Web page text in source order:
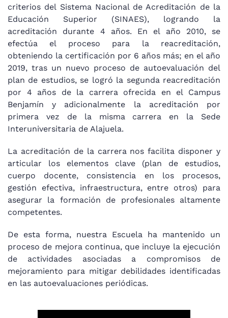
criterios del Sistema Nacional de Acreditación de la
Educación Superior (SINAES), logrando la
acreditación durante 4 años. En el año 2010, se
efectúa el proceso para la reacreditación,
obteniendo la certificación por 6 años más; en el año
2019, tras un nuevo proceso de autoevaluación del
plan de estudios, se logró la segunda reacreditación
por 4 años de la carrera ofrecida en el Campus
Benjamín y adicionalmente la acreditación por
primera vez de la misma carrera en la Sede
Interuniversitaria de Alajuela.
La acreditación de la carrera nos facilita disponer y
articular los elementos clave (plan de estudios,
cuerpo docente, consistencia en los procesos,
gestión efectiva, infraestructura, entre otros) para
asegurar la formación de profesionales altamente
competentes.
De esta forma, nuestra Escuela ha mantenido un
proceso de mejora continua, que incluye la ejecución
de actividades asociadas a compromisos de
mejoramiento para mitigar debilidades identificadas
en las autoevaluaciones periódicas.